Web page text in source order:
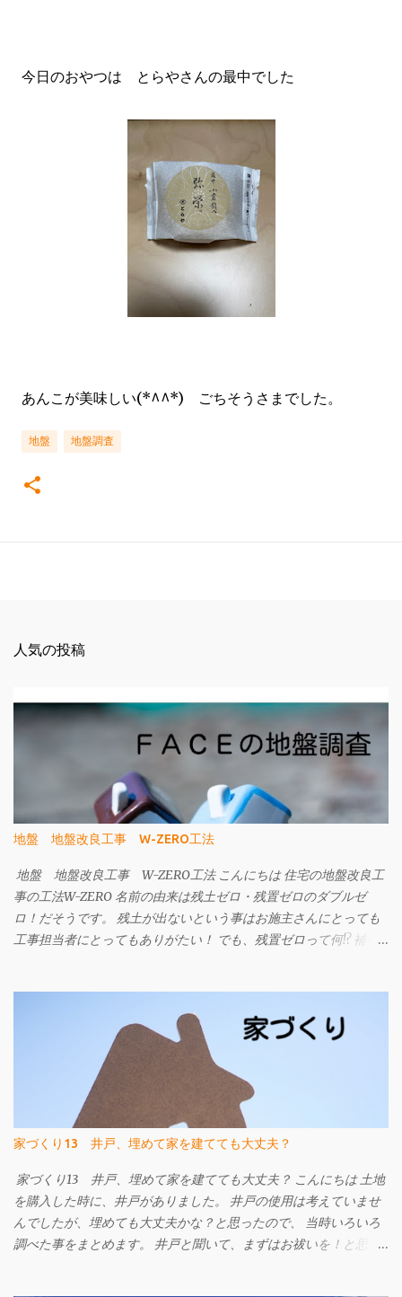
今日のおやつは とらやさんの最中でした
あんこが美味しい(*^^*) ごちそうさまでした。
地盤 地盤調査
人気の投稿
地盤 地盤改良工事 W-ZERO工法
地盤 地盤改良工事 W-ZERO工法 こんにちは 住宅の地盤改良工
事の工法W-ZERO 名前の由来は残土ゼロ・残置ゼロのダブルゼ
ロ！だそうです。 残土が出ないという事はお施主さんにとっても
工事担当者にとってもありがたい！ でも、残置ゼロって何!? 補強
は土地の支持力も活かして改良工事の内容を考えられています。
ですから、杭の本数が従来より少なくなったり、施工日数が少な
くて済むなどのメリットがあります。 地盤改良工事は建物を支え
る事が一番です。 地震や液状化による被害がゼロになる工事では
ありませんが、 地盤補強工事を行っている建物と比べ地震による
被害は小さくなります。 地盤改良工事をご検討中の方はW-ZERO
工法も候補に挙げてみてはいかがでしょうか。 詳しくはこちらの
ページへ W-ZERO工法 地盤調査・地盤改良工事のご相談は㈱
FACEまで e-mail info@face215.com tel 087-813-6811
家づくり13 井戸、埋めて家を建てても大丈夫？
家づくり13 井戸、埋めて家を建てても大丈夫？ こんにちは 土地
を購入した時に、井戸がありました。 井戸の使用は考えていませ
んでしたが、埋めても大丈夫かな？と思ったので、 当時いろいろ
調べた事をまとめます。 井戸と聞いて、まずはお祓いを！と思い